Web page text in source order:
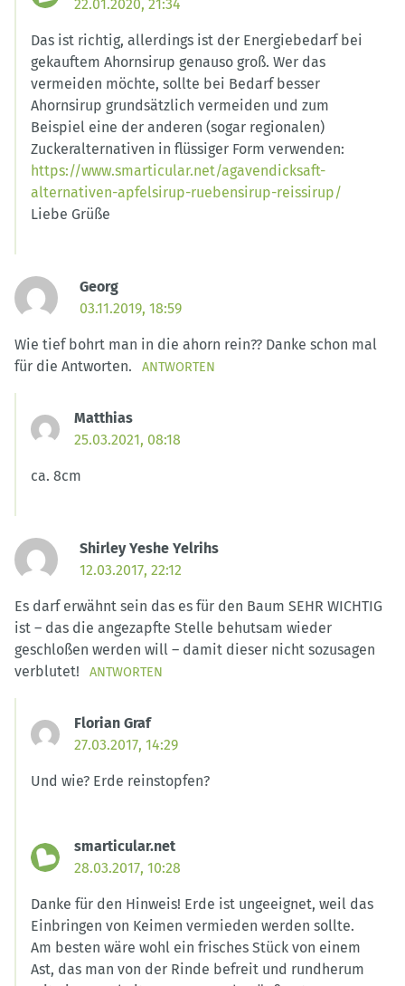
22.01.2020, 21:34
Das ist richtig, allerdings ist der Energiebedarf bei
gekauftem Ahornsirup genauso groß. Wer das
vermeiden möchte, sollte bei Bedarf besser
Ahornsirup grundsätzlich vermeiden und zum
Beispiel eine der anderen (sogar regionalen)
Zuckeralternativen in flüssiger Form verwenden:
https://www.smarticular.net/agavendicksaft-
alternativen-apfelsirup-ruebensirup-reissirup/
Liebe Grüße
Georg
03.11.2019, 18:59
Wie tief bohrt man in die ahorn rein?? Danke schon mal
für die Antworten.
ANTWORTEN
Matthias
25.03.2021, 08:18
ca. 8cm
Shirley Yeshe Yelrihs
12.03.2017, 22:12
Es darf erwähnt sein das es für den Baum SEHR WICHTIG
ist – das die angezapfte Stelle behutsam wieder
geschloßen werden will – damit dieser nicht sozusagen
verblutet!
ANTWORTEN
Florian Graf
27.03.2017, 14:29
Und wie? Erde reinstopfen?
smarticular.net
28.03.2017, 10:28
Danke für den Hinweis! Erde ist ungeeignet, weil das
Einbringen von Keimen vermieden werden sollte.
Am besten wäre wohl ein frisches Stück von einem
Ast, das man von der Rinde befreit und rundherum